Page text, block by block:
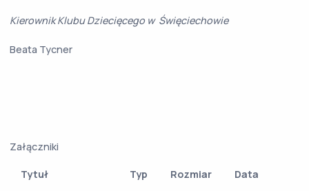
Kierownik Klubu Dziecięcego w Święciechowie
Beata Tycner
Załączniki
Tytuł Typ Rozmiar Data